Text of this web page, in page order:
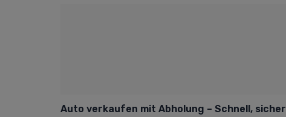
Auto verkaufen mit Abholung – Schnell, sicher